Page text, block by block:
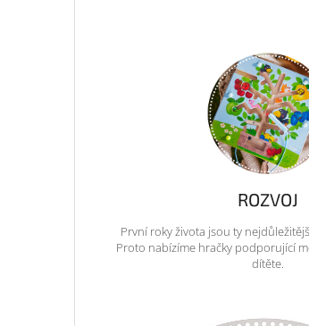
ROZVOJ
První roky života jsou ty
Proto nabízíme hračky podporující
dítěte.